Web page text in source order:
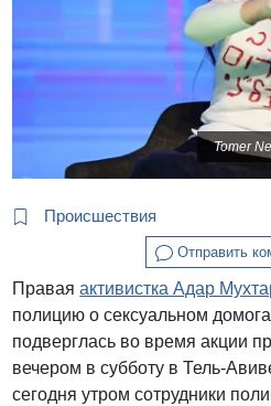
Tomer
Происшествия
Отправить
Праваяактивистка Адар
полицию о сексуальном
подверглась во время акции
вечером в субботу в Тель-
сегодня утром сотрудники